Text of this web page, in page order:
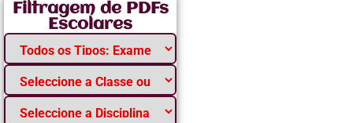
Filtragem de PDFs
Escolares